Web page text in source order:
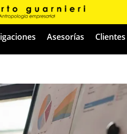
Asesorías Clientes